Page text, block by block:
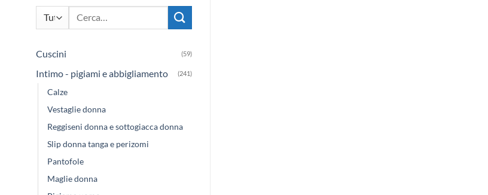
originale
€35.00.
attuale
€29.90.
Cerca:
Cuscini (59)
Intimo - pigiami e abbigliamento (241)
Calze
Vestaglie donna
Reggiseni donna e sottogiacca donna
Slip donna tanga e perizomi
Pantofole
Maglie donna